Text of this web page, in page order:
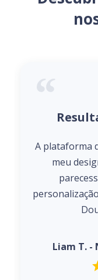
A plataforma
meu
Liam T. -